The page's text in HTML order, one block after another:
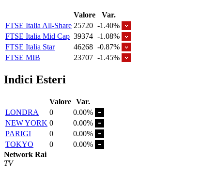
Valore
Var.
FTSE Italia All-Share 25720 -1.40%
FTSE Italia Mid Cap 39374 -1.08%
FTSE Italia Star
46268 -0.87%
FTSE MIB
23707 -1.45%
Indici Esteri
Valore Var.
LONDRA
0
0.00%
NEW YORK 0
0.00%
PARIGI
0
0.00%
TOKYO
0
0.00%
Network Rai
TV